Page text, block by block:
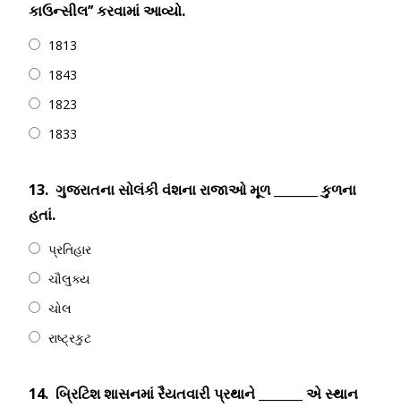
કાઉન્સીલ’’ કરવામાં આવ્યો.
1813
1843
1823
1833
13. ગુજરાતના સોલંકી વંશના રાજાઓ મૂળ _______ કુળના
હતાં.
પ્રતિહાર
ચૌલુક્ય
ચોલ
રાષ્ટ્રકુટ
14. બ્રિટિશ શાસનમાં રૈયતવારી પ્રથાને _______ એ સ્થાન